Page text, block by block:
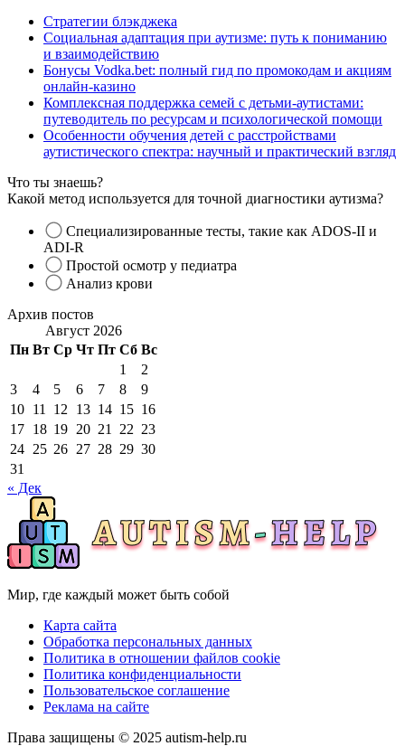
Стратегии блэкджека
Социальная адаптация при аутизме: путь к пониманию
и взаимодействию
Бонусы Vodka.bet: полный гид по промокодам и акциям
онлайн-казино
Комплексная поддержка семей с детьми-аутистами:
путеводитель по ресурсам и психологической помощи
Особенности обучения детей с расстройствами
аутистического спектра: научный и практический взгляд
Что ты знаешь?
Какой метод используется для точной диагностики аутизма?
Специализированные тесты, такие как ADOS-II и
ADI-R
Простой осмотр у педиатра
Анализ крови
Архив постов
Август 2026
Пн Вт Ср Чт Пт Сб Вс
1
2
3
4 5 6 7 8
9
10 11 12 13 14 15 16
17 18 19 20 21 22 23
24 25 26 27 28 29 30
31
« Дек
Мир, где каждый может быть собой
Карта сайта
Обработка персональных данных
Политика в отношении файлов cookie
Политика конфиденциальности
Пользовательское соглашение
Реклама на сайте
Права защищены © 2025 autism-help.ru